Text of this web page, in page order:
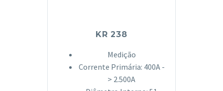
KR 238
Medição
Corrente Primária: 400A -
> 2.500A